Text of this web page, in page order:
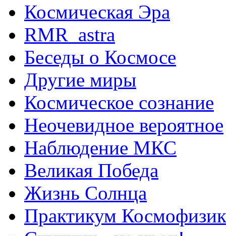
Космическая Эра
RMR_astra
Беседы о Космосе
Другие миры
Космическое сознание
Неочевидное вероятное
Наблюдение МКС
Великая Победа
Жизнь Солнца
Практикум